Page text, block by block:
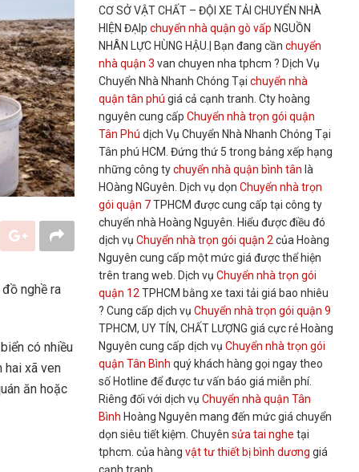
nghề ra
có nhiều
hai xã ven
ăn hoặc
CƠ SỞ VẬT CHẤT – ĐỘI XE TẢI CHUYỂN NHÀ
HIỆN ĐẠIpchuyển nhà quận gò vấp NGUỒN
NHÂN LỰC HÙNG HẬU.| Bạn đang cầnchuyển
nhà quận 3 van chuyen nha tphcm ? Dịch Vụ
Chuyển Nhà Nhanh Chóng Tạichuyển nhà
quận tân phú giá cả cạnh tranh. Cty hoàng
nguyên cung cấpChuyển nhà trọn gói quận
Tân Phú dịch Vụ Chuyển Nhà Nhanh Chóng Tại
Tân phú HCM. Đứng thứ 5 trong bảng xếp hạng
những công tychuyển nhà quận bình tân là
HOàng NGuyên. Dịch vụ dọnChuyển nhà trọn
gói quận 7TPHCM được cung cấp tại công ty
chuyển nhà Hoàng Nguyên. Hiểu được điều đó
dịch vụChuyển nhà trọn gói quận 2 của Hoàng
Nguyên cung cấp một mức giá được thể hiện
trên trang web. Dịch vụChuyển nhà trọn gói
quận 12 TPHCM bằng xe taxi tải giá bao nhiêu
? Cung cấp dịch vụChuyển nhà trọn gói quận 9
TPHCM, UY TÍN, CHẤT LƯỢNG giá cực rẻ Hoàng
Nguyên cung cấp dịch vụChuyển nhà trọn gói
quận Tân Bình quý khách hàng gọi ngay theo
số Hotline để được tư vấn báo giá miễn phí.
Riêng đối với dịch vụChuyển nhà quận Tân
Bình Hoàng Nguyên mang đến mức giá chuyển
dọn siêu tiết kiệm. Chuyênsửa tai nghe tại
tphcm. của hàngvật tư thiết bị bình dương giá
cạnh tranh,